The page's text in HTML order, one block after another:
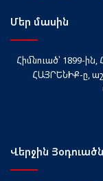
Մեր մասին
Հիմնուած՝ 1899-
ՀԱՅՐԵՆԻՔ-ը,
Վերջին